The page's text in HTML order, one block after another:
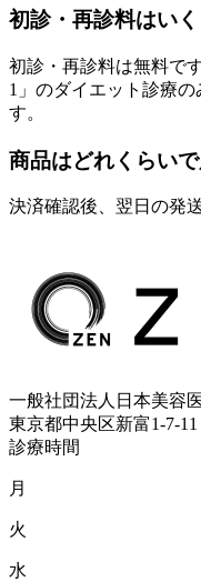
初診・再診料はい
初診・再診料は無料で
1」のダイエット診療の
す。
商品はどれくらい
決済確認後、翌日の発
一般社団法人日本美容
東京都中央区新富1-7-
診療時間
月
火
水